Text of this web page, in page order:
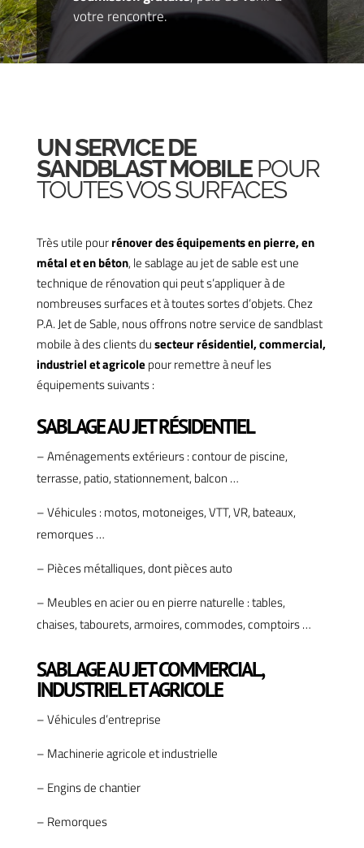
votre rencontre.
UN SERVICE DE
SANDBLAST MOBILEPOUR
TOUTES VOS SURFACES
Très utile pourrénover des équipements en pierre, en
métal et en béton, le sablage au jet de sable est une
technique de rénovation qui peut s’appliquer à de
nombreuses surfaces et à toutes sortes d’objets. Chez
P.A. Jet de Sable, nous offrons notre service de sandblast
mobile à des clients dusecteur résidentiel, commercial,
industriel et agricolepour remettre à neuf les
équipements suivants :
SABLAGE AU JET RÉSIDENTIEL
– Aménagements extérieurs : contour de piscine,
terrasse, patio, stationnement, balcon …
– Véhicules : motos, motoneiges, VTT, VR, bateaux,
remorques …
– Pièces métalliques, dont pièces auto
– Meubles en acier ou en pierre naturelle : tables,
chaises, tabourets, armoires, commodes, comptoirs …
SABLAGE AU JET COMMERCIAL,
INDUSTRIEL ET AGRICOLE
– Véhicules d’entreprise
– Machinerie agricole et industrielle
– Engins de chantier
– Remorques